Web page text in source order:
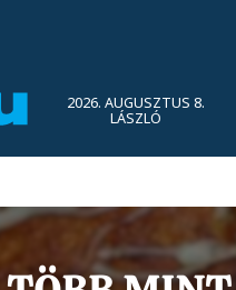
2026. AUGUSZTUS 8.
LÁSZLÓ